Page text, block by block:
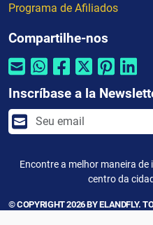
Programa de Afiliados
Compartilhe-nos
Inscríbase a la
Encontre a melhor maneira
centro da
© COPYRIGHT 2026 BY ELANDFLY.